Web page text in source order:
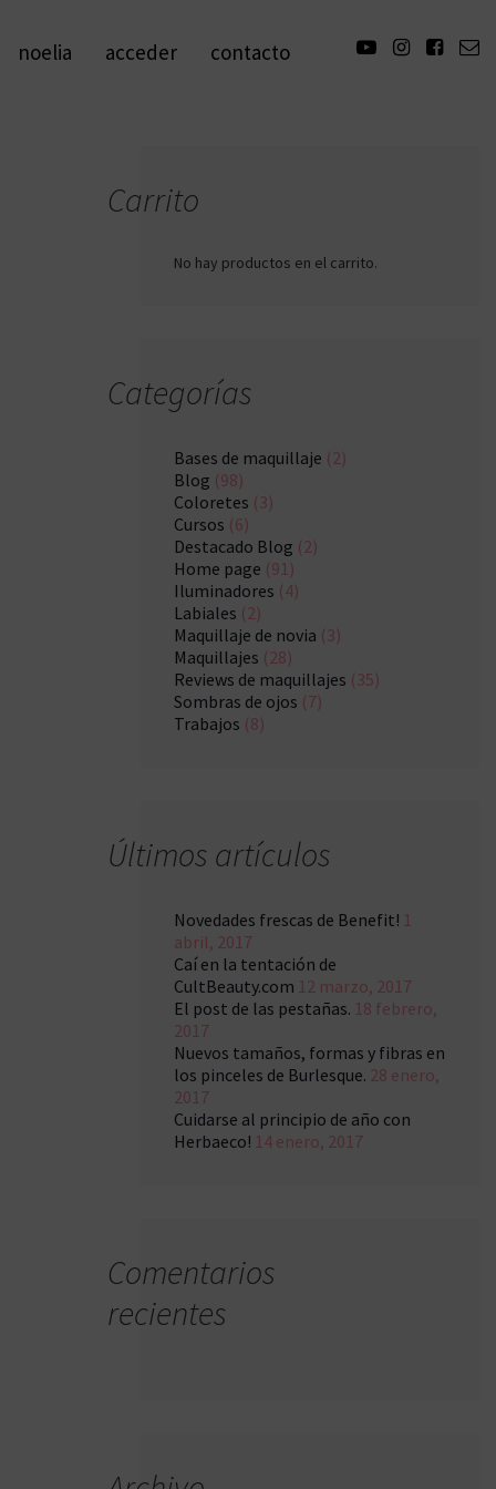
noelia acceder contacto
Carrito
No hay productos en el carrito.
Categorías
Bases de maquillaje (2)
Blog (98)
Coloretes (3)
Cursos (6)
Destacado Blog (2)
Home page (91)
Iluminadores (4)
Labiales (2)
Maquillaje de novia (3)
Maquillajes (28)
Reviews de maquillajes (35)
Sombras de ojos (7)
Trabajos (8)
Últimos artículos
Novedades frescas de Benefit! 1
abril, 2017
Caí en la tentación de
CultBeauty.com 12 marzo, 2017
El post de las pestañas. 18 febrero,
2017
Nuevos tamaños, formas y fibras en
los pinceles de Burlesque. 28 enero,
2017
Cuidarse al principio de año con
Herbaeco! 14 enero, 2017
Comentarios
recientes